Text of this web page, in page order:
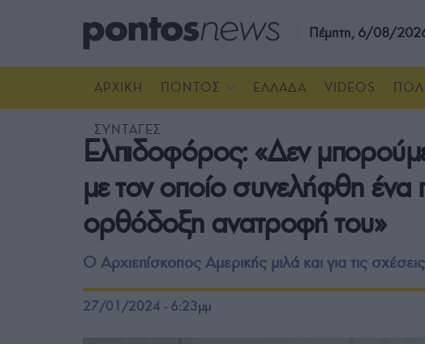
Πέμπτη, 6/08/
ΑΡΧΙΚΗ ΠΟΝΤΟΣ ΕΛΛΑΔΑ VIDEOS
ΣΥΝΤΑΓΕΣ
Ελπιδοφόρος: «Δεν
με τον οποίο συνελήφθη ένα
ορθόδοξη ανατροφή του»
Ο Αρχιεπίσκοπος Αμερικής μιλά και για τις
27/01/2024 - 6:23μμ